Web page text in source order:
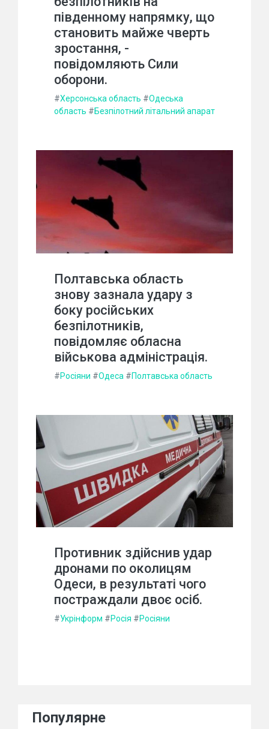
південному напрямку, що
становить майже чверть
зростання, -
повідомляють Сили
оборони.
#Херсонська область #Одеська
область #Безпілотний літальний апарат
Полтавська область
знову зазнала удару з
боку російських
безпілотників,
повідомляє обласна
військова адміністрація.
#Росіяни #Одеса #Полтавська область
Противник здійснив удар
дронами по околицям
Одеси, в результаті чого
постраждали двоє осіб.
#Укрінформ #Росія #Росіяни
Популярне